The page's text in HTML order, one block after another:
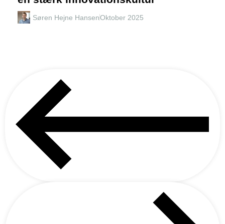
Søren Hejne HansenOktober 2025